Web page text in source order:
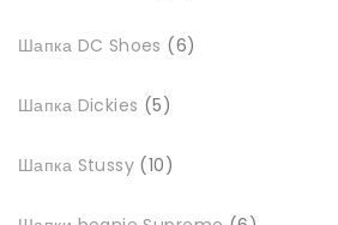
Шапка DC Shoes
6товарів
Шапка Dickies 5товарів
Шапка Stussy 10товарів